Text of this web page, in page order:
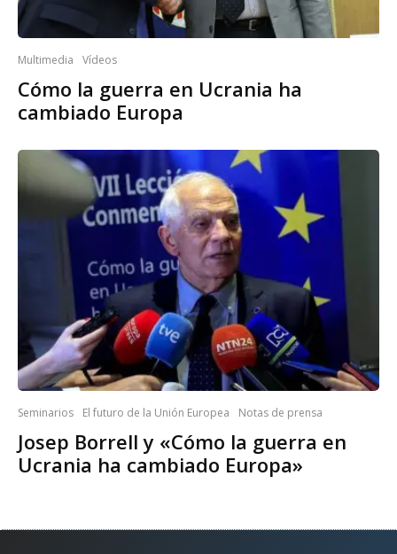
Multimedia Vídeos
Cómo la guerra en Ucrania ha
cambiado Europa
Seminarios El futuro de la Unión Europea Notas de prensa
Josep Borrell y «Cómo la guerra en
Ucrania ha cambiado Europa»